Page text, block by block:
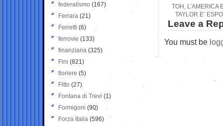
TOH, L’AMERICA
TAYLOR E’
Leave a
You must be
federalismo (167)
Ferrara (21)
Ferretti (6)
ferrovie (133)
finanziaria (325)
Fini (821)
fioriere (5)
Fitto (27)
Fontana di Trevi (1)
Formigoni (90)
Forza Italia (596)